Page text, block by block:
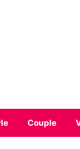
Couple